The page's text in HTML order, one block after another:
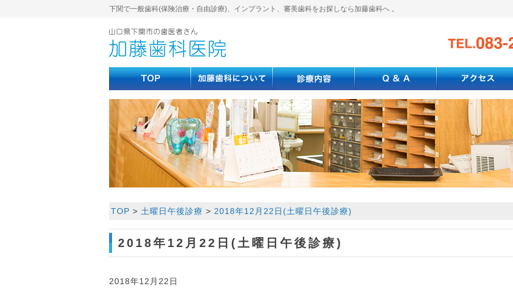
下関で一般歯科(保険治療・自由診療)、インプラント、審美歯科をお探しなら加藤歯科へ 。
TOP > 土曜日午後診療 > 2018年12月22日(土曜日午後診療)
2018年12月22日(土曜日午後診療)
2018
2018年12月22日